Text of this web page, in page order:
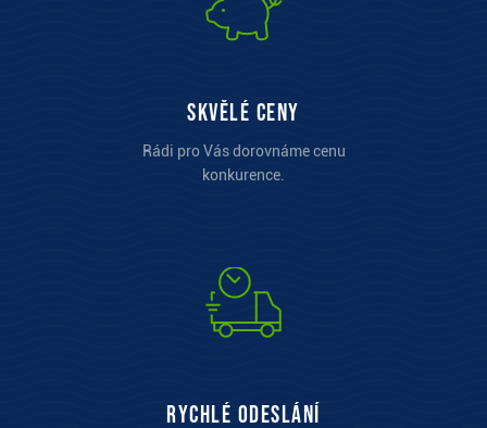
Skvělé ceny
Rádi pro Vás dorovnáme cenu
konkurence.
Rychlé odeslání